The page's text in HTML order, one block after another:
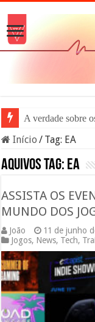
A verdade sobre
Início / Tag: EA
Aquivos tag: EA
ASSISTA OS
MUNDO DOS
João
11 de junho
Jogos, News, Tech,